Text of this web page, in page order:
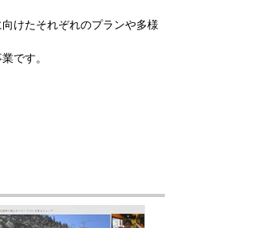
けたそれぞれのプランや多様
です。